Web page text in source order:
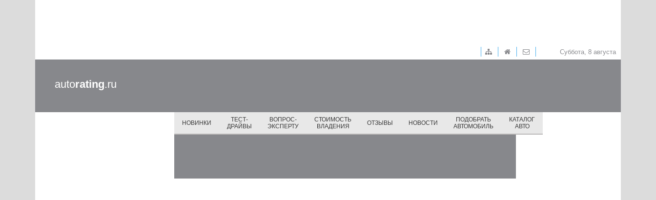
Суббота, 8 августа
autorating.ru
НОВИНКИ
ТЕСТ-
ДРАЙВЫ
ВОПРОС-
ЭКСПЕРТУ
СТОИМОСТЬ
ВЛАДЕНИЯ
ОТЗЫВЫ НОВОСТИ
ПОДОБРАТЬ
АВТОМОБИЛЬ
КАТАЛОГ
АВТО